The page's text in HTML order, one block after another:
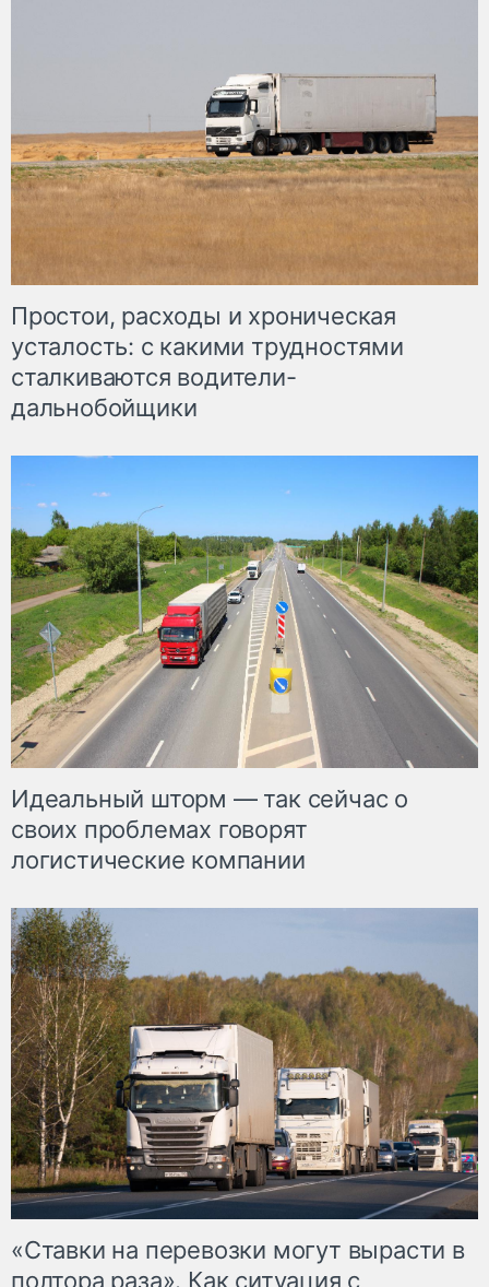
Простои, расходы и хроническая
усталость: с какими трудностями
сталкиваются водители-
дальнобойщики
Идеальный шторм — так сейчас о
своих проблемах говорят
логистические компании
«Ставки на перевозки могут вырасти в
полтора раза». Как ситуация с